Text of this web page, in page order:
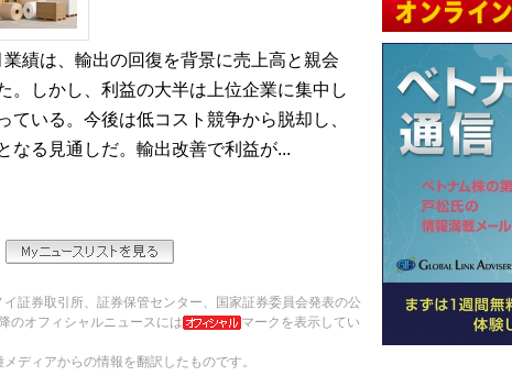
績は、輸出の回復を背景に売上高と親会
。しかし、利益の大半は上位企業に集中し
いる。今後は低コスト競争から脱却し、
なる見通しだ。輸出改善で利益が...
証券取引所、証券保管センター、国家証券委員会発表の公
のオフィシャルニュースには
マークを表示してい
ディアからの情報を翻訳したものです。